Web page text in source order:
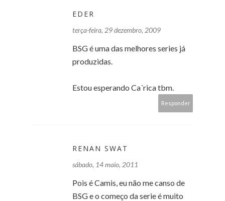
EDER
terça-feira, 29 dezembro, 2009
BSG é uma das melhores series já
produzidas.
Estou esperando Ca´rica tbm.
Responder
RENAN SWAT
sábado, 14 maio, 2011
Pois é Camis, eu não me canso de
BSG e o começo da serie é muito